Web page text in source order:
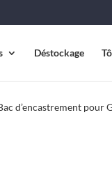
Déstockage
d’encastrement pour